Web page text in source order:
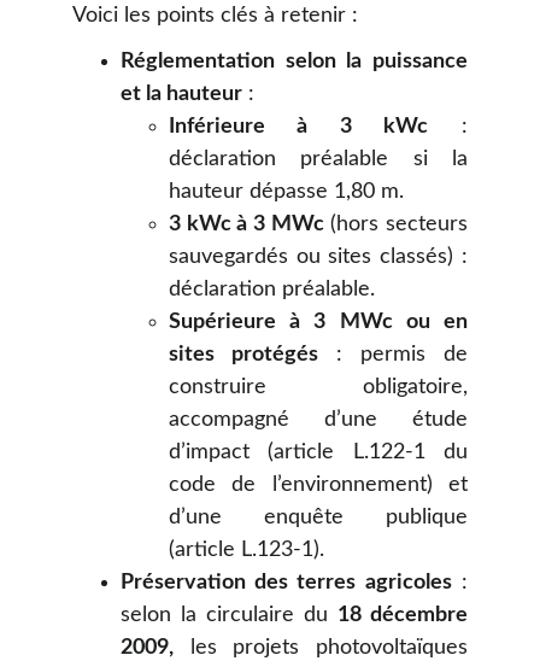
Voici les points clés à retenir :
Réglementation selon la puissance
et la hauteur :
Inférieure à 3 kWc :
déclaration préalable si la
hauteur dépasse 1,80 m.
3 kWc à 3 MWc(hors secteurs
sauvegardés ou sites classés) :
déclaration préalable.
Supérieure à 3 MWc ou en
sites protégés : permis de
construire obligatoire,
accompagné d’une étude
d’impact (article L.122-1 du
code de l’environnement) et
d’une enquête publique
(article L.123-1).
Préservation des terres agricoles:
selon la circulaire du 18 décembre
2009, les projets photovoltaïques